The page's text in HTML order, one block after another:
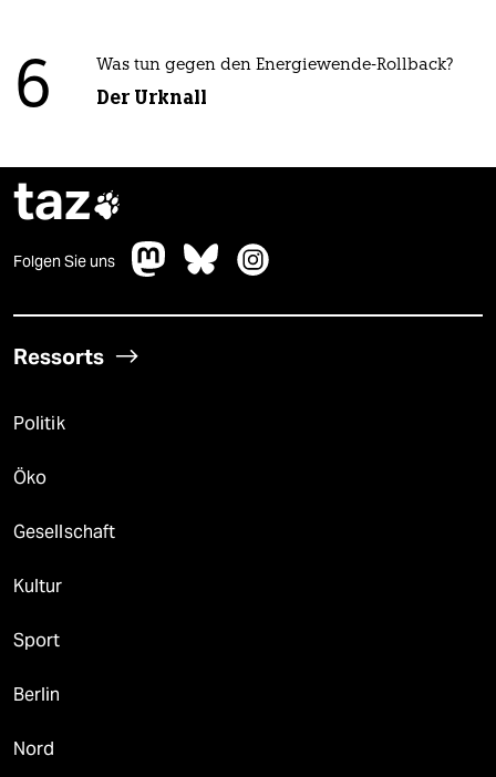
6 Was tun gegen den Energiewende-Rollback?
Der Urknall
taz
Folgen Sie uns
Ressorts
Politik
Öko
Gesellschaft
Kultur
Sport
Berlin
Nord